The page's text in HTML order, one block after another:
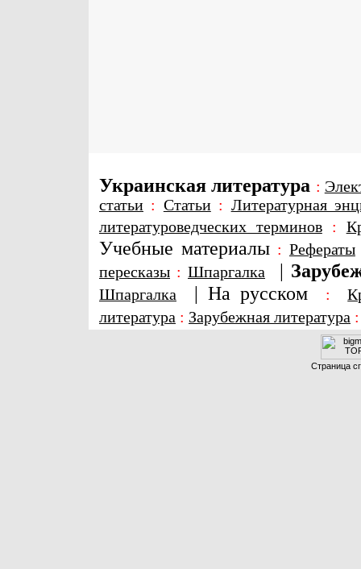
Украинская литература :
статьи : Статьи: Литературная
литературоведческих терминов:
Учебные материалы : Рефераты
пересказы : Шпаргалка |
Шпаргалка | На русском :
литература : Зарубежная литература
Страница